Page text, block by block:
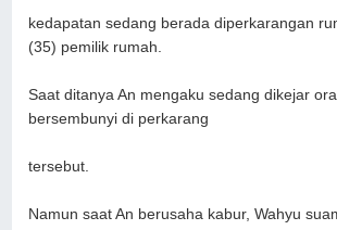
kedapatan sedang berada diperkarangan
(35) pemilik rumah.
Saat ditanya An mengaku sedang dikejar
bersembunyi di perkarang
tersebut.
Namun saat An berusaha kabur, Wahyu